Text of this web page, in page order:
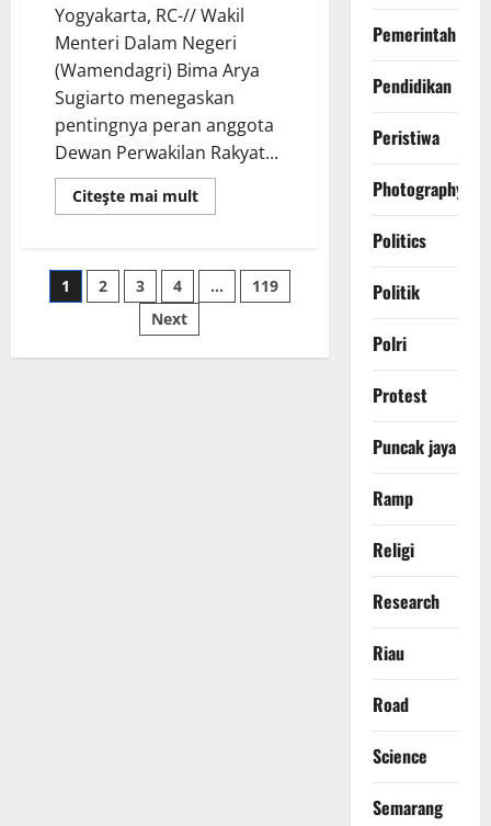
Yogyakarta, RC-// Wakil
Menteri Dalam Negeri
(Wamendagri) Bima Arya
Sugiarto menegaskan
pentingnya peran anggota
Dewan Perwakilan Rakyat...
Citeşte mai multRead
more
Arya
Dorong
Legislator
Perkuat
untuk
Paginasi
1 2 3 4 …
119
Next
Pemerintah
Pendidikan
Peristiwa
Photography
Politics
Politik
Polri
Protest
Puncak jaya
Ramp
Religi
Research
Riau
Road
Science
Semarang